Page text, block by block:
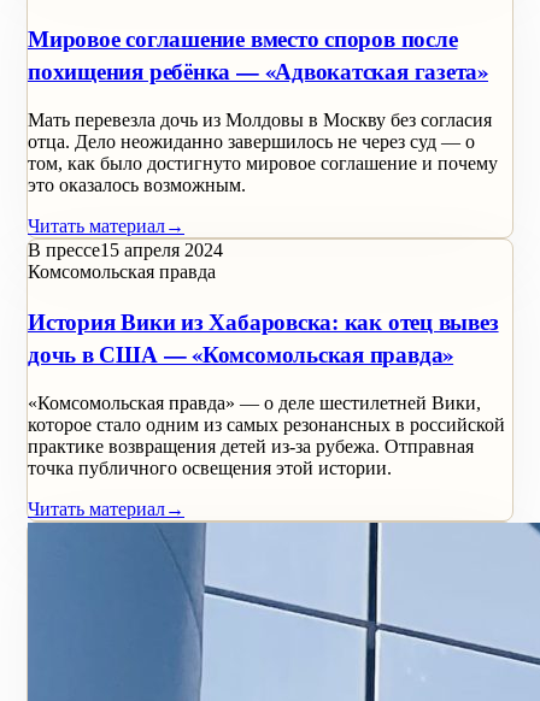
Мировое соглашение вместо споров после
похищения ребёнка — «Адвокатская газета»
Мать перевезла дочь из Молдовы в Москву без согласия
отца. Дело неожиданно завершилось не через суд — о
том, как было достигнуто мировое соглашение и почему
это оказалось возможным.
Читать материал→
В прессе15 апреля 2024
Комсомольская правда
История Вики из Хабаровска: как отец вывез
дочь в США — «Комсомольская правда»
«Комсомольская правда» — о деле шестилетней Вики,
которое стало одним из самых резонансных в российской
практике возвращения детей из-за рубежа. Отправная
точка публичного освещения этой истории.
Читать материал→